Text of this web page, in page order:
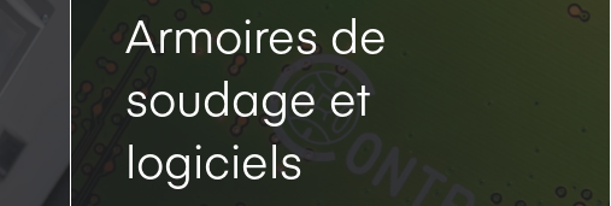
Armoires de
soudage et
logiciels